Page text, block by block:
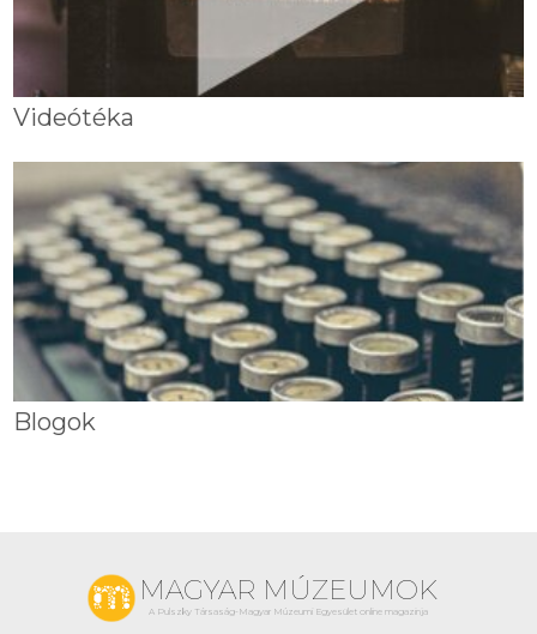
Videótéka
Blogok
MAGYAR MÚZEUMOK
A Pulszky Társaság-Magyar Múzeumi Egyesület online magazinja